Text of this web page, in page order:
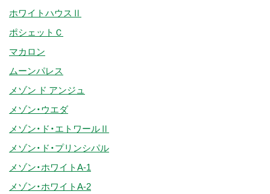
ホワイトハウスⅡ
ポシェットＣ
マカロン
ムーンパレス
メゾン ド アンジュ
メゾン・ウエダ
メゾン・ド・エトワールⅡ
メゾン・ド・プリンシパル
メゾン・ホワイトA-1
メゾン・ホワイトA-2